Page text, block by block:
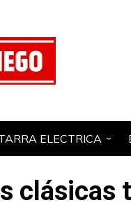
ELECTRICA
clásicas